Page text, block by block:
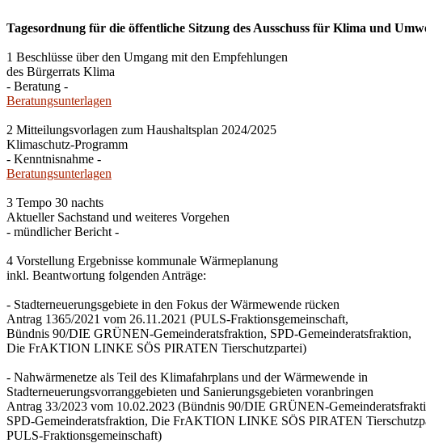
Tagesordnung für die öffentliche Sitzung des Ausschuss für Klima und
1 Beschlüsse über den Umgang mit den Empfehlungen
des Bürgerrats Klima
- Beratung -
Beratungsunterlagen
2 Mitteilungsvorlagen zum Haushaltsplan 2024/2025
Klimaschutz-Programm
- Kenntnisnahme -
Beratungsunterlagen
3 Tempo 30 nachts
Aktueller Sachstand und weiteres Vorgehen
- mündlicher Bericht -
4 Vorstellung Ergebnisse kommunale Wärmeplanung
inkl. Beantwortung folgenden Anträge:
- Stadterneuerungsgebiete in den Fokus der Wärmewende rücken
Antrag 1365/2021 vom 26.11.2021 (PULS-Fraktionsgemeinschaft,
Bündnis 90/DIE GRÜNEN-Gemeinderatsfraktion, SPD-Gemeinderatsfraktion,
Die FrAKTION LINKE SÖS PIRATEN Tierschutzpartei)
- Nahwärmenetze als Teil des Klimafahrplans und der Wärmewende in
Stadterneuerungsvorranggebieten und Sanierungsgebieten voranbringen
Antrag 33/2023 vom 10.02.2023 (Bündnis 90/DIE GRÜNEN-
SPD-Gemeinderatsfraktion, Die FrAKTION LINKE SÖS PIRATEN
PULS-Fraktionsgemeinschaft)